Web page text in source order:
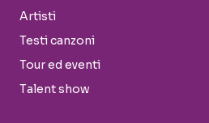
Artisti
Testi canzoni
Tour ed eventi
Talent show